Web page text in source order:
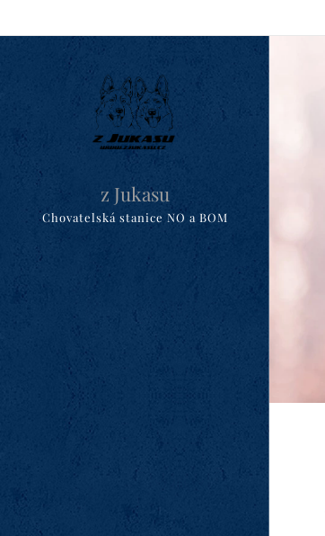
z Jukasu
Chovatelská stanice NO a BOM